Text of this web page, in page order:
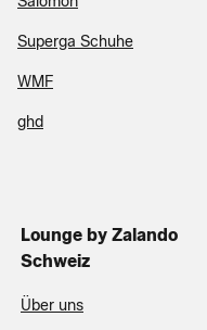
Superga Schuhe
WMF
ghd
Lounge by Zalando
Schweiz
Über uns